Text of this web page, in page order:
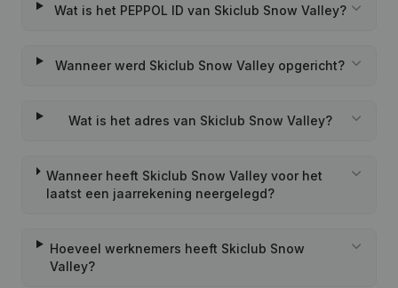
Wat is het PEPPOL ID van Skiclub Snow Valley?
Wanneer werd Skiclub Snow Valley opgericht?
Wat is het adres van Skiclub Snow Valley?
Wanneer heeft Skiclub Snow Valley voor het
laatst een jaarrekening neergelegd?
Hoeveel werknemers heeft Skiclub Snow
Valley?